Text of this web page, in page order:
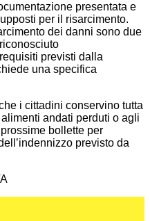
presentata e
per il risarcimento.
dei danni sono due
previsti dalla
una specifica
i cittadini conservino tutta
andati perduti o agli
bollette per
previsto da